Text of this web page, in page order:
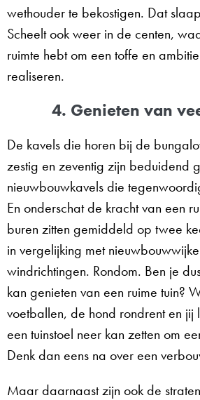
wethouder te bekostigen. Dat
Scheelt ook weer in de centen,
ruimte hebt om een toffe en
realiseren.
4. Genieten van
De kavels die horen bij de
zestig en zeventig zijn beduidend
nieuwbouwkavels die
En onderschat de kracht van een
buren zitten gemiddeld op twee
in vergelijking met
windrichtingen. Rondom. Ben je
kan genieten van een ruime tuin?
voetballen, de hond rondrent en
een tuinstoel neer kan zetten om
Denk dan eens na over een
Maar daarnaast zijn ook de